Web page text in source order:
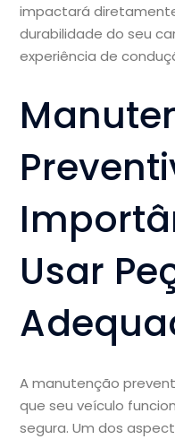
impactará
durabilidade do seu
experiência de
Usar
A manutenção
que seu veículo
segura. Um dos